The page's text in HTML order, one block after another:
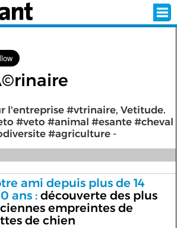
À LA NEWSLETTER!
l'entreprise #vtrinaire, Vetitude.
#veto #animal #esante #cheval
#agriculture -
ami depuis plus de 14
ans :découverte des plus
empreintes de
de chien